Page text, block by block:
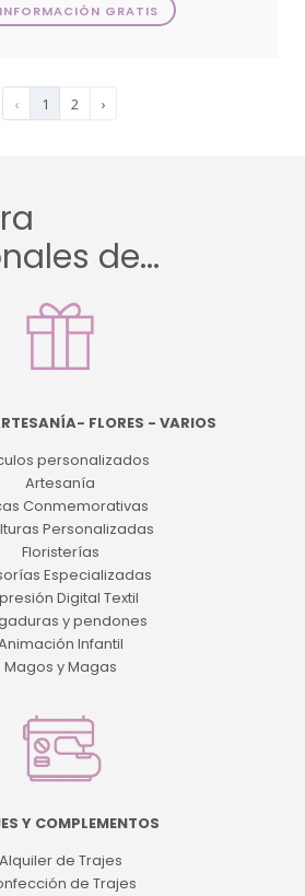
GRATIS
‹ 1 2 ›
de...
FLORES - VARIOS
personalizados
Artesanía
Conmemorativas
Personalizadas
Floristerías
Especializadas
Digital Textil
y pendones
Infantil
Magos y Magas
Y COMPLEMENTOS
Alquiler de Trajes
de Trajes